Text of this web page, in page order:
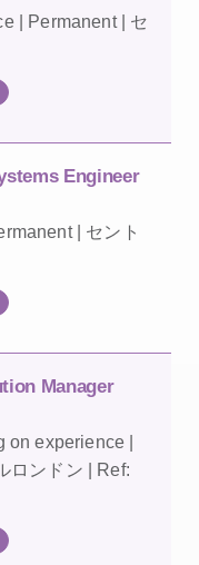
| Permanent | セ
Engineer
| セント
Manager
experience |
ロンドン | Ref: